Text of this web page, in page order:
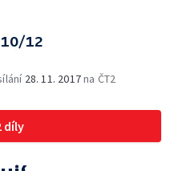
12
28. 11. 2017na ČT2
díly